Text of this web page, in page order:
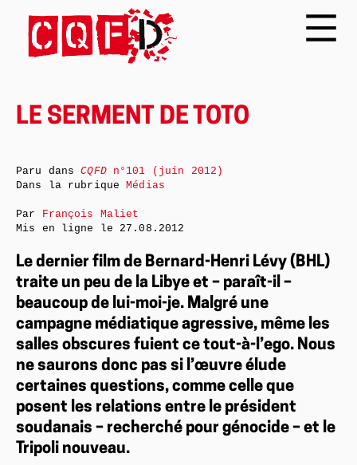
LE SERMENT DE TOTO
Le dernier film de Bernard-Henri Lévy (BHL)
traite un peu de la Libye et – paraît-il –
beaucoup de lui-moi-je. Malgré une
campagne médiatique agressive, même les
salles obscures fuient ce tout-à-l’ego. Nous
ne saurons donc pas si l’œuvre élude
certaines questions, comme celle que
posent les relations entre le président
soudanais – recherché pour génocide – et le
Tripoli nouveau.
Paru dansCQFDn°101 (juin 2012)
Dans la rubriqueMédias
Par François Maliet
Mis en ligne le 27.08.2012